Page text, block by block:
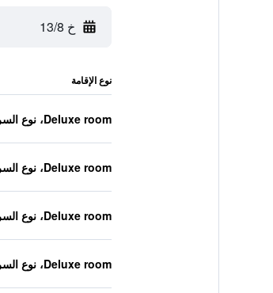
خ 13/8
نوع الإقامة
Deluxe room، نوع السرير غير معروف
Deluxe room، نوع السرير غير معروف
Deluxe room، نوع السرير غير معروف
Deluxe room، نوع السرير غير معروف